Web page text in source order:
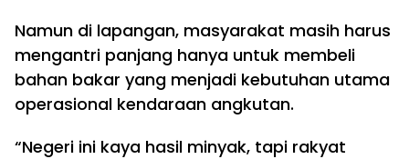
Namun di lapangan, masyarakat masih harus
mengantri panjang hanya untuk membeli
bahan bakar yang menjadi kebutuhan utama
operasional kendaraan angkutan.
“Negeri ini kaya hasil minyak, tapi rakyat